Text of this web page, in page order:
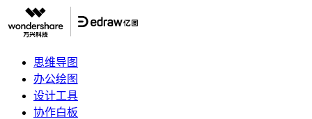
思维导图
办公绘图
设计工具
协作白板